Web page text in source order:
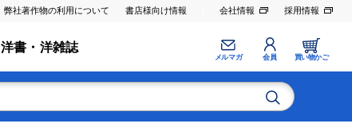
弊社著作物の利用について 書店様向け情報 会社情報 採用情報
洋書・洋雑誌
メルマガ 会員 買い物かご